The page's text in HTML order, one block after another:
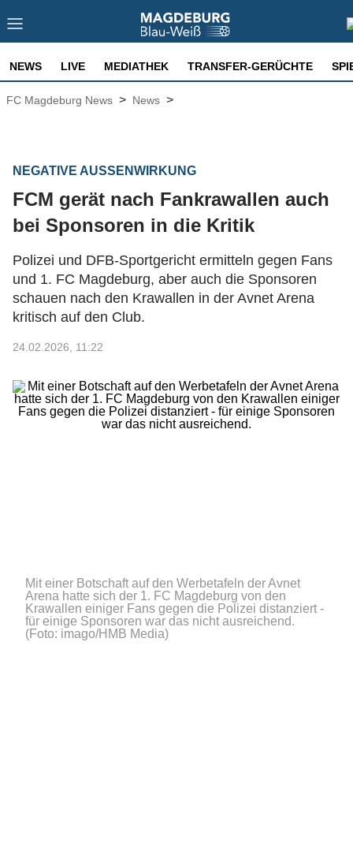
NEWS LIVE MEDIATHEK TRANSFER-GERÜCHTE
FC Magdeburg News > News >
NEGATIVE AUSSENWIRKUNG
FCM gerät nach Fankrawallen auch
bei Sponsoren in die Kritik
Polizei und DFB-Sportgericht ermitteln gegen Fans
und 1. FC Magdeburg, aber auch die Sponsoren
schauen nach den Krawallen in der Avnet Arena
kritisch auf den Club.
24.02.2026, 11:22
Mit einer Botschaft auf den Werbetafeln der Avnet
Arena hatte sich der 1. FC Magdeburg von den
Krawallen einiger Fans gegen die Polizei distanziert -
für einige Sponsoren war das nicht ausreichend.
(Foto: imago/HMB Media)